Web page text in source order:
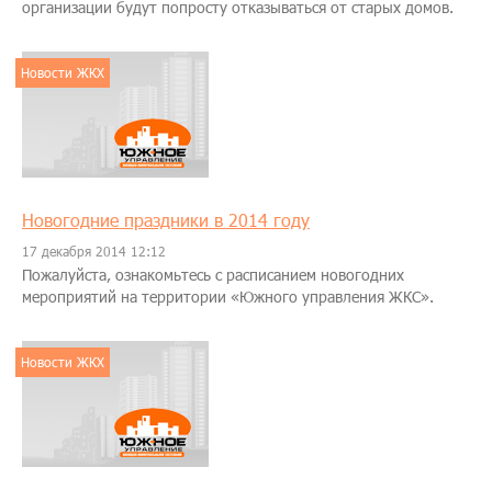
организации будут попросту отказываться от старых домов.
Новости ЖКХ
Новогодние праздники в 2014 году
17 декабря 2014 12:12
Пожалуйста, ознакомьтесь с расписанием новогодних
мероприятий на территории «Южного управления ЖКС».
Новости ЖКХ